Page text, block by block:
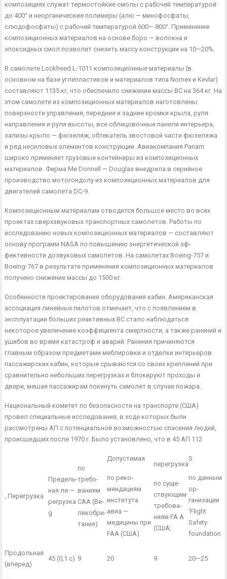
композициях служат термостойкие смолы с рабочей температурой
до 400° и неорганические полимеры (алю — минофосфаты,
слюдофосфаты) с рабочей температурой 600— 800°. Применение
композиционных материалов на основе боро — волокна и
эпоксидных смол позволит снизить массу конструкции на 10—20%.
В самолете Lockheed L-1011 композиционные материалы (в
основном на базе углепластиков и материалов типа Nomex и Kevlar)
составляют 1135 кг, что обеспечило снижение массы ВС на 364 кг. На
этом самолете из композиционных материалов на­готовлены:
поверхности управления, передние и задние кромки крыла, руля
направления и руля высоты, все облицовочные па­нели интерьера,
зализы крыло — фюзеляж, обтекатель хвосто­вой части фюзеляжа
и ряд несиловых элементов конструкции. Авиакомпания Panam
широко применяет грузовые контейнеры из композиционных
материалов. Фирма Me Donnell — Douglas внедрила в серийное
производство мотогондолу из композици­онных материалов для
двигателей самолета DC-9.
Композиционным материалам отводится большое место во всех
проектах сверхзвуковых транспортных самолетов. Работы по
исследованию новых композиционных материалов — составля­ют
основу программ NASA по повышению энергетической эф­
фективности дозвуковых самолетов. На самолетах Boeing-757 и
Boeing-767 в результате применения композиционных мате­риалов
получено снижение массы до 1500 кг.
Особенности проектирования оборудования кабин. Амери­канская
ассоциация линейных пилотов отмечает, что с появле­нием в
эксплуатации больших реактивных ВС стало наблю­даться
некоторое увеличение коэффициента смертности, а так­же ранений и
ушибов во время катастроф и аварий. Ранения причиняются
главным образом предметами меблировки и отдел­ки интерьеров
пассажирских кабин, которые срываются со сво­их креплений при
сравнительно небольших перегрузках и бло­кируют проходы и
двери, мешая пассажирам покинуть самолет в случае пожара.
Национальный комитет по безопасности на транспорте (США)
провел специальные исследования, в ходе которых были
рассмотрены АП с потенциальной возможностью спасения лю­дей,
происшедших после 1970 г. Было установлено, что в 45 АП 112
, Перегрузка
Предель­
ная ле —
регрузка
g
по
требо­
ваниям
САА (Ве­
ликобри­
тания)
Допустимая
по реко­
мендаци­ям
инсти­тута
авиа —
медицины при
FAA (США)
перегрузка
по суще­
ствующим
требова­
ниям FA А
(США;
S
по дан­ным
ор­
ганизации
‘Flight
Safety
foundation
Продольная
(вперед)
45 (0,1 с) 9 20 9 20—25